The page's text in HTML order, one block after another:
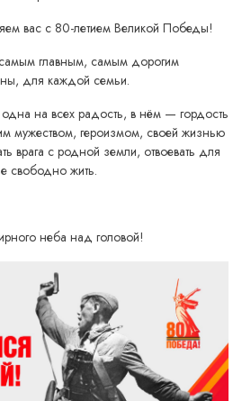
вас с 80-летием Великой Победы!
главным, самым дорогим
для каждой семьи.
на всех радость, в нём — гордость
мужеством, героизмом, своей жизнью
врага с родной земли, отвоевать для
свободно жить.
неба над головой!